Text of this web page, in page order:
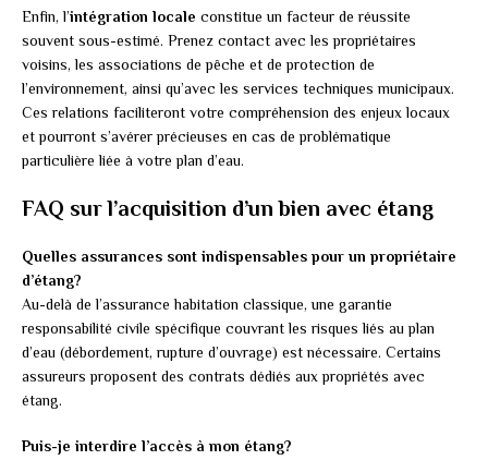
Enfin, l’intégration locale constitue un facteur de réussite
souvent sous-estimé. Prenez contact avec les propriétaires
voisins, les associations de pêche et de protection de
l’environnement, ainsi qu’avec les services techniques municipaux.
Ces relations faciliteront votre compréhension des enjeux locaux
et pourront s’avérer précieuses en cas de problématique
particulière liée à votre plan d’eau.
FAQ sur l’acquisition d’un bien avec étang
Quelles assurances sont indispensables pour un propriétaire
d’étang?
Au-delà de l’assurance habitation classique, une garantie
responsabilité civile spécifique couvrant les risques liés au plan
d’eau (débordement, rupture d’ouvrage) est nécessaire. Certains
assureurs proposent des contrats dédiés aux propriétés avec
étang.
Puis-je interdire l’accès à mon étang?